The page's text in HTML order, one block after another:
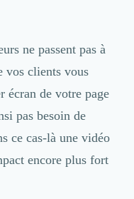
ne passent pas à
vos clients vous
écran de votre page
pas besoin de
ce cas-là une vidéo
encore plus fort